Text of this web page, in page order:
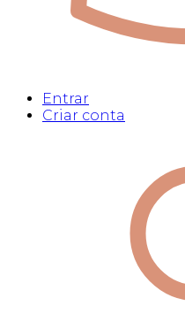
Entrar
Criar conta